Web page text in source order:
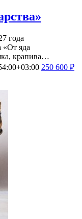
года
«От яда
крапива…
250 600 ₽